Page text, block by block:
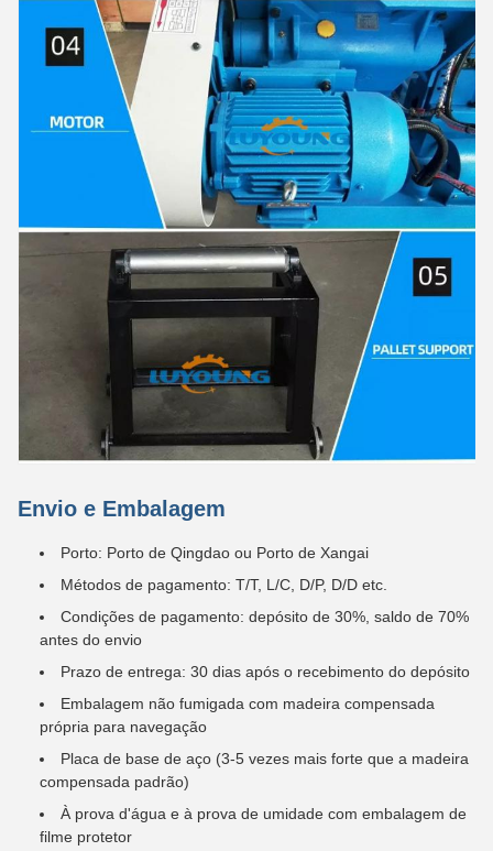
Envio e Embalagem
Porto: Porto de Qingdao ou Porto de Xangai
Métodos de pagamento: T/T, L/C, D/P, D/D etc.
Condições de pagamento: depósito de 30%, saldo de 70%
antes do envio
Prazo de entrega: 30 dias após o recebimento do depósito
Embalagem não fumigada com madeira compensada
própria para navegação
Placa de base de aço (3-5 vezes mais forte que a madeira
compensada padrão)
À prova d'água e à prova de umidade com embalagem de
filme protetor